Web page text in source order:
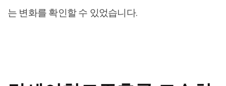
는 변화를 확인할 수 있었습니다.